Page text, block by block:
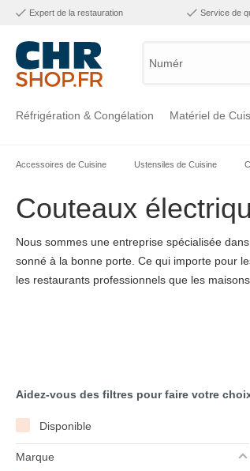
Expert de la restauration Service de
Numéro d'
Réfrigération & Congélation Matériel de
Accessoires de Cuisine Ustensiles de Cuisine
Couteaux
Nous sommes une entreprise spécialisée
sonné à la bonne porte. Ce qui importe pour
les restaurants professionnels que les
Aidez-vous des filtres pour faire votre
Disponible
Marque